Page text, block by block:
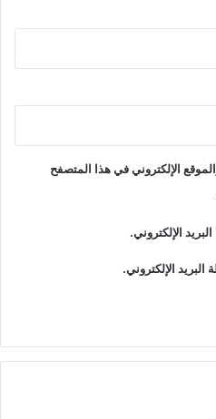
الإلكتروني في هذا المتصفح
الإلكتروني.
الإلكتروني.